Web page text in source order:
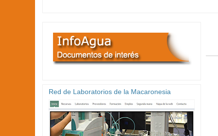
Red de Laboratorios de la Macaronesia